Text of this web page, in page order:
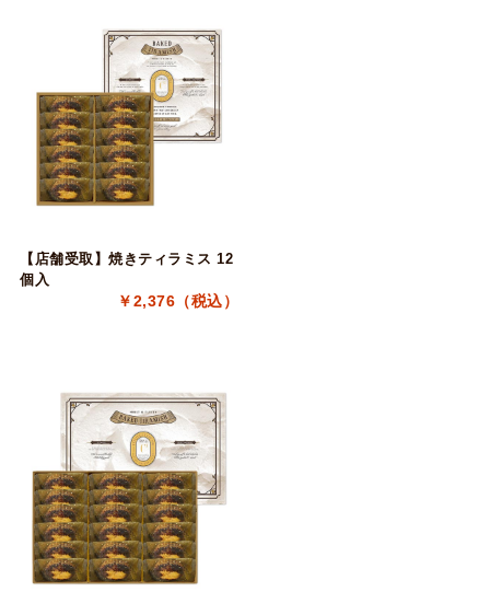
【店舗受取】焼きティラミス 12
個入
￥2,376（税込）